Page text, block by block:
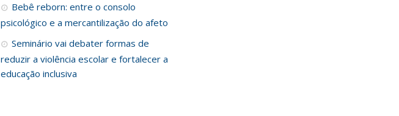
Bebê reborn: entre o consolo
psicológico e a mercantilização do afeto
Seminário vai debater formas de
reduzir a violência escolar e fortalecer a
educação inclusiva